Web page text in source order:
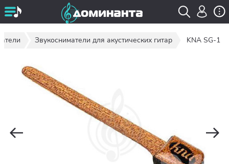
Звукосниматели для акустических гитар KNA SG-1